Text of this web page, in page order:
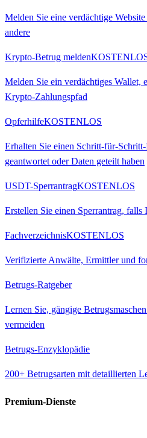
Melden Sie eine verdächtige
andere
Krypto-Betrug melden
Melden Sie ein verdächtiges Wallet,
Krypto-Zahlungspfad
OpferhilfeKOSTENLOS
Erhalten Sie einen Schritt-für-
geantwortet oder Daten geteilt haben
USDT-SperrantragKOSTENLOS
Erstellen Sie einen Sperrantrag,
FachverzeichnisKOSTENLOS
Verifizierte Anwälte, Ermittler und
Betrugs-Ratgeber
Lernen Sie, gängige
vermeiden
Betrugs-Enzyklopädie
200+ Betrugsarten mit detaillierten
Premium-Dienste